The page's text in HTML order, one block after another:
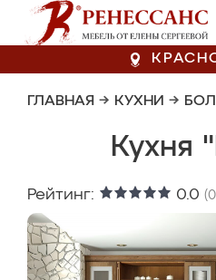
ГЛАВНАЯ → КУХНИ →
Кухня
Рейтинг: 0.0 (0